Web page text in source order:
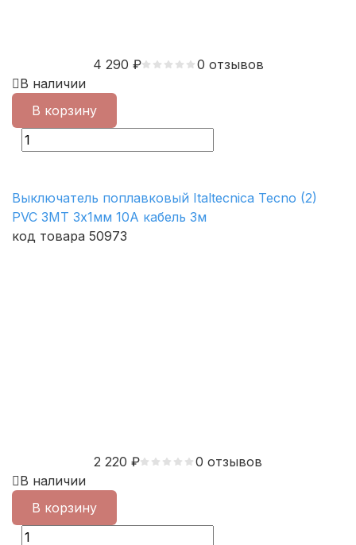
4 290 ₽
0 отзывов
В наличии
В корзину
Выключатель поплавковый Italtecnica Teсno (2)
PVC 3MT 3х1мм 10А кабель 3м
код товара 50973
2 220 ₽
0 отзывов
В наличии
В корзину